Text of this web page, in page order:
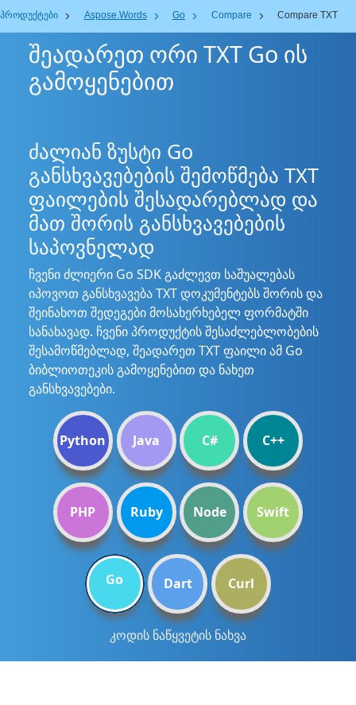
პროდუქტები Aspose.Words Go Compare Compare TXT
შეადარეთ ორი TXT Go ის
გამოყენებით
ძალიან ზუსტი Go
განსხვავებების შემოწმება TXT
ფაილების შესადარებლად და
მათ შორის განსხვავებების
საპოვნელად
ჩვენი ძლიერი Go SDK გაძლევთ საშუალებას
იპოვოთ განსხვავება TXT დოკუმენტებს შორის და
შეინახოთ შედეგები მოსახერხებელ ფორმატში
სანახავად. ჩვენი პროდუქტის შესაძლებლობების
შესამოწმებლად, შეადარეთ TXT ფაილი ამ Go
ბიბლიოთეკის გამოყენებით და ნახეთ
განსხვავებები.
Python Java C# C++
PHP Ruby Node Swift
Go Dart Curl
კოდის ნაწყვეტის ნახვა